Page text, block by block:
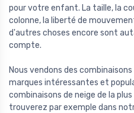
pour votre enfant. La taille, la
colonne, la liberté de
d'autres choses encore sont
compte.
Nous vendons des
marques intéressantes et
combinaisons de neige de la
trouverez par exemple dans